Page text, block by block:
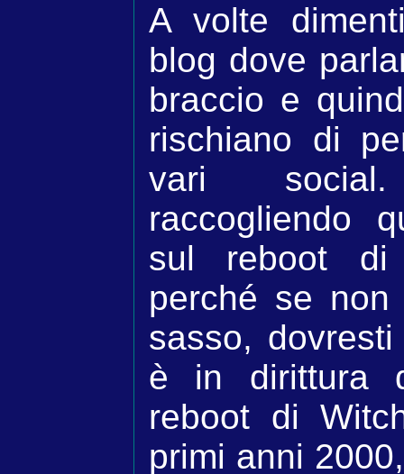
A volte
blog dove
braccio e
rischiano di
vari
raccogliendo
sul reboot di
perché se
sasso,
è in dirittura
reboot di
primi anni